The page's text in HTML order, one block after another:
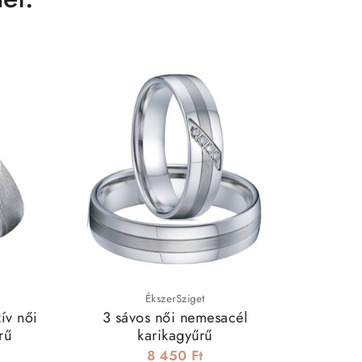
női
ÉkszerSziget
3 sávos női nemesacél
karikagyűrű
8 450 Ft